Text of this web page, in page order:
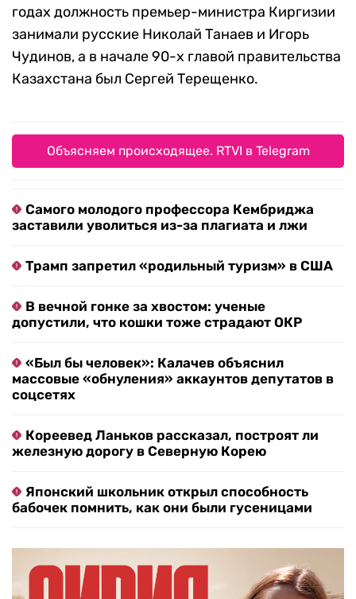
годах должность премьер-министра Киргизии
занимали русские Николай Танаев и Игорь
Чудинов, а в начале 90-х главой правительства
Казахстана был Сергей Терещенко.
Объясняем происходящее. RTVI в Telegram
Самого молодого профессора Кембриджа
заставили уволиться из-за плагиата и лжи
Трамп запретил «родильный туризм» в США
В вечной гонке за хвостом: ученые
допустили, что кошки тоже страдают ОКР
«Был бы человек»: Калачев объяснил
массовые «обнуления» аккаунтов депутатов в
соцсетях
Кореевед Ланьков рассказал, построят ли
железную дорогу в Северную Корею
Японский школьник открыл способность
бабочек помнить, как они были гусеницами